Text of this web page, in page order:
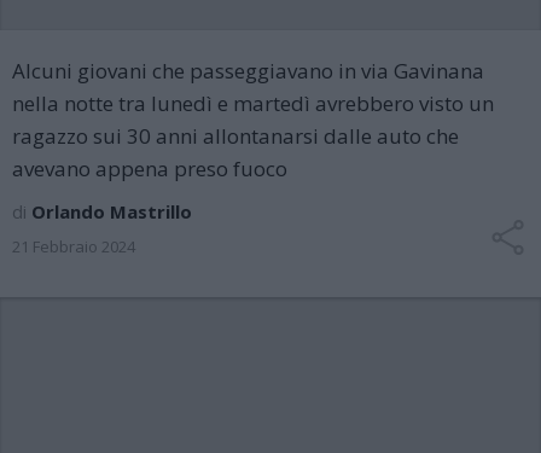
Alcuni giovani che passeggiavano in via Gavinana
nella notte tra lunedì e martedì avrebbero visto un
ragazzo sui 30 anni allontanarsi dalle auto che
avevano appena preso fuoco
di Orlando Mastrillo
21 Febbraio 2024